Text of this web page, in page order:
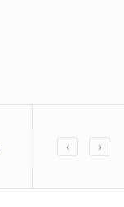
Ikastvej 2
‹ ›